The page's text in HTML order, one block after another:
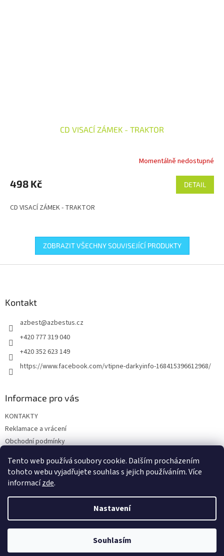
Tento web používá soubory cookie. Dalším procházením
tohoto webu vyjadřujete souhlas s jejich používáním. Více
informacízde.
Nastavení
Souhlasím
CD VISACÍ ZÁMEK - TRAKTOR
Momentálně nedostupné
498 Kč DETAIL
CD VISACÍ ZÁMEK - TRAKTOR
ZOBRAZIT VŠECHNY SOUVISEJÍCÍ PRODUKTY
Kontakt
azbest@azbestus.cz
+420 777 319 040
+420 352 623 149
https://www.facebook.com/vtipne-darkyinfo-168415396612968/
Informace pro vás
KONTAKTY
Reklamace a vrácení
Obchodní podmínky
Doprava a platba
Vytvořil Shoptet
Vtipné dárky. Všechna práva vyhrazena.